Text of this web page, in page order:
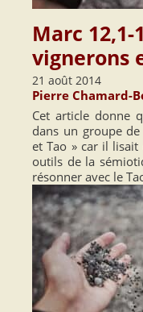
Marc 12,1-
vignerons
21 août 2014
Pierre Chamard-
Cet article donne
dans un groupe de
et Tao » car il lisait
outils de la
résonner avec le